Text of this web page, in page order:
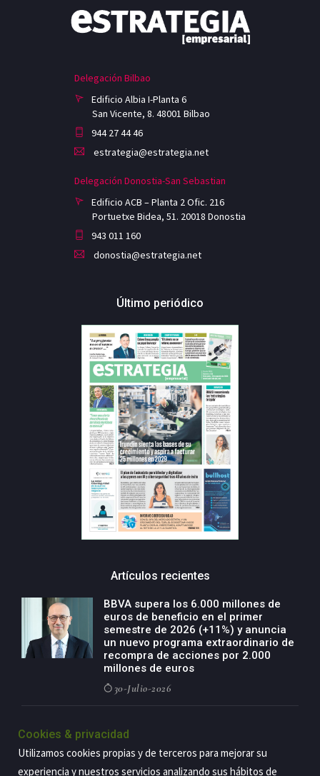
Delegación Bilbao
Edificio Albia I-Planta 6
San Vicente, 8. 48001 Bilbao
944 27 44 46
estrategia@estrategia.net
Delegación Donostia-San Sebastian
Edificio ACB – Planta 2 Ofic. 216
Portuetxe Bidea, 51. 20018 Donostia
943 011 160
donostia@estrategia.net
Último periódico
Artículos recientes
BBVA supera los 6.000 millones de
euros de beneficio en el primer
semestre de 2026 (+11%) y anuncia
un nuevo programa extraordinario de
recompra de acciones por 2.000
millones de euros
30-Julio-2026
negocio agro con un modelo global
de especialización presente en siete
países
Cookies & privacidad
Utilizamos cookies propias y de terceros para mejorar su
experiencia y nuestros servicios analizando sus hábitos de